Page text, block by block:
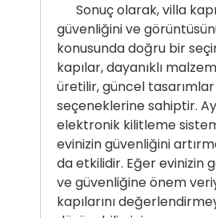
Sonuç olarak, villa
güvenliğini ve
konusunda doğru bir
kapılar, dayanıklı
üretilir, güncel
seçeneklerine sahiptir.
elektronik kilitleme
evinizin güvenliğini
da etkilidir. Eğer evinizin
ve güvenliğine önem
kapılarını